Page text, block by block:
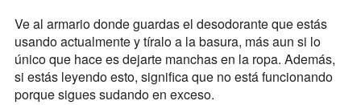
Ve al armario donde guardas el desodorante que estás
usando actualmente y tíralo a la basura, más aun si lo
único que hace es dejarte manchas en la ropa. Además,
si estás leyendo esto, significa que no está funcionando
porque sigues sudando en exceso.